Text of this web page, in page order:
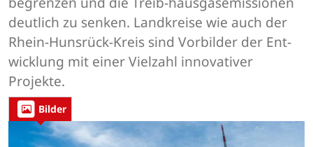
deutlich zu senken. Landkreise wie auch der
Rhein-Hunsrück-Kreis sind Vorbilder der Ent-
wicklung mit einer Vielzahl innovativer
Projekte.
Bilder